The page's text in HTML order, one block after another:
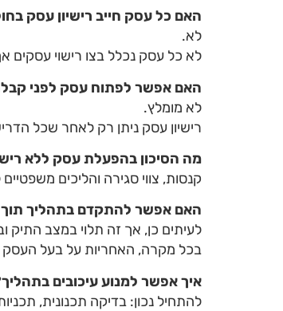
האם כל עסק חייב רישיון עסק
לא.
לא כל עסק נכלל בצו רישוי עסקים
האם אפשר לפתוח עסק לפני
לא מומלץ.
רישיון עסק ניתן רק לאחר שכל
מה הסיכון בהפעלת עסק ללא
קנסות, צווי סגירה והליכים
האם אפשר להתקדם בתהליך תוך
לעיתים כן, אך זה תלוי במצב התיק
בכל מקרה, האחריות על בעל העסק
איך אפשר למנוע עיכובים בתהליך
להתחיל נכון: בדיקה תכנונית,